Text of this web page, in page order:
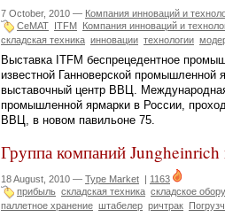
7 October, 2010 — Компания инноваций и
CeMAT ITFM Компания инноваций и
складская техника инновации технологии
Выставка ITFM беспрецедентное
известной Ганноверской промышленной
выставочный центр ВВЦ.
промышленной ярмарки в России,
ВВЦ, в новом павильоне 75.
Группа компаний Jungheinrich
18 August, 2010 — Type Market
1163
прибыль складская техника складское
паллетное хранение штабелер ричтрак